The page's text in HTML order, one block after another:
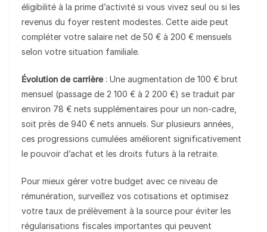
éligibilité à la prime d’activité si vous vivez seul ou si les
revenus du foyer restent modestes. Cette aide peut
compléter votre salaire net de 50 € à 200 € mensuels
selon votre situation familiale.
Évolution de carrière: Une augmentation de 100 € brut
mensuel (passage de 2 100 € à 2 200 €) se traduit par
environ 78 € nets supplémentaires pour un non-cadre,
soit près de 940 € nets annuels. Sur plusieurs années,
ces progressions cumulées améliorent significativement
le pouvoir d’achat et les droits futurs à la retraite.
Pour mieux gérer votre budget avec ce niveau de
rémunération, surveillez vos cotisations et optimisez
votre taux de prélèvement à la source pour éviter les
régularisations fiscales importantes qui peuvent